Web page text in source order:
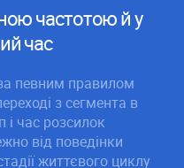
частотою й у
час
певним правилом
з сегмента в
і час розсилок
від поведінки
життєвого циклу